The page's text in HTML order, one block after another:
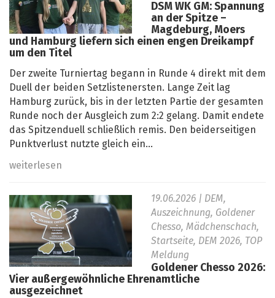
DSM WK GM: Spannung
an der Spitze –
Magdeburg, Moers
und Hamburg liefern sich einen engen Dreikampf
um den Titel
Der zweite Turniertag begann in Runde 4 direkt mit dem
Duell der beiden Setzlistenersten. Lange Zeit lag
Hamburg zurück, bis in der letzten Partie der gesamten
Runde noch der Ausgleich zum 2:2 gelang. Damit endete
das Spitzenduell schließlich remis. Den beiderseitigen
Punktverlust nutzte gleich ein...
weiterlesen
19.06.2026 | DEM,
Auszeichnung, Goldener
Chesso, Mädchenschach,
Startseite, DEM 2026, TOP
Meldung
Goldener Chesso 2026:
Vier außergewöhnliche Ehrenamtliche
ausgezeichnet